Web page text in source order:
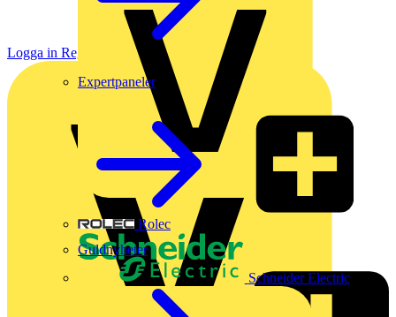
Rolec
Schneider Electric
Expertpaneler
Guldnyheter
Logga in Registrera dig